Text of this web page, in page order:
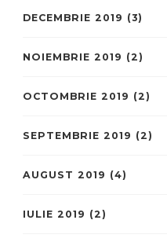
DECEMBRIE 2019 (3)
NOIEMBRIE 2019 (2)
OCTOMBRIE 2019 (2)
SEPTEMBRIE 2019 (2)
AUGUST 2019 (4)
IULIE 2019 (2)